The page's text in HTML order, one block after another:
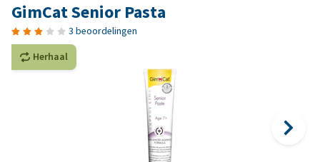
GimCat Senior Pasta
3 beoordelingen
Herhaal